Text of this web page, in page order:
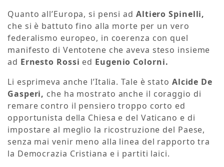
Quanto all’Europa, si pensi ad Altiero Spinelli,
che si è battuto fino alla morte per un vero
federalismo europeo, in coerenza con quel
manifesto di Ventotene che aveva steso insieme
ad Ernesto Rossi ed Eugenio Colorni.
Li esprimeva anche l’Italia. Tale è stato Alcide De
Gasperi, che ha mostrato anche il coraggio di
remare contro il pensiero troppo corto ed
opportunista della Chiesa e del Vaticano e di
impostare al meglio la ricostruzione del Paese,
senza mai venir meno alla linea del rapporto tra
la Democrazia Cristiana e i partiti laici.